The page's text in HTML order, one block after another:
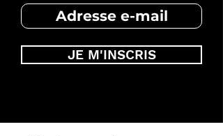
JE M'INSCRIS